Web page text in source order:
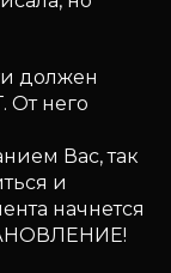
должен
него
Вас, так
и
начнется